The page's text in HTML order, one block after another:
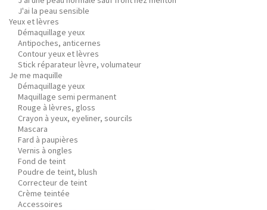
J'ai la peau sensible
Yeux et lèvres
Démaquillage yeux
Antipoches, anticernes
Contour yeux et lèvres
Stick réparateur lèvre, volumateur
Je me maquille
Démaquillage yeux
Maquillage semi permanent
Rouge à lèvres, gloss
Crayon à yeux, eyeliner, sourcils
Mascara
Fard à paupières
Vernis à ongles
Fond de teint
Poudre de teint, blush
Correcteur de teint
Crème teintée
Accessoires